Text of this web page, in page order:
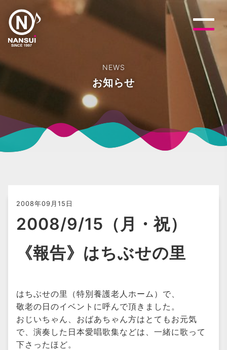
NEWS
お知らせ
2008年09月15日
2008/9/15（月・祝）
《報告》はちぶせの里
はちぶせの里（特別養護老人ホーム）で、
敬老の日のイベントに呼んで頂きました。
おじいちゃん、おばあちゃん方はとてもお元気
で、演奏した日本愛唱歌集などは、一緒に歌って
下さったほど。